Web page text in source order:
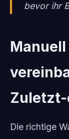
bevor ihr
Die richtige